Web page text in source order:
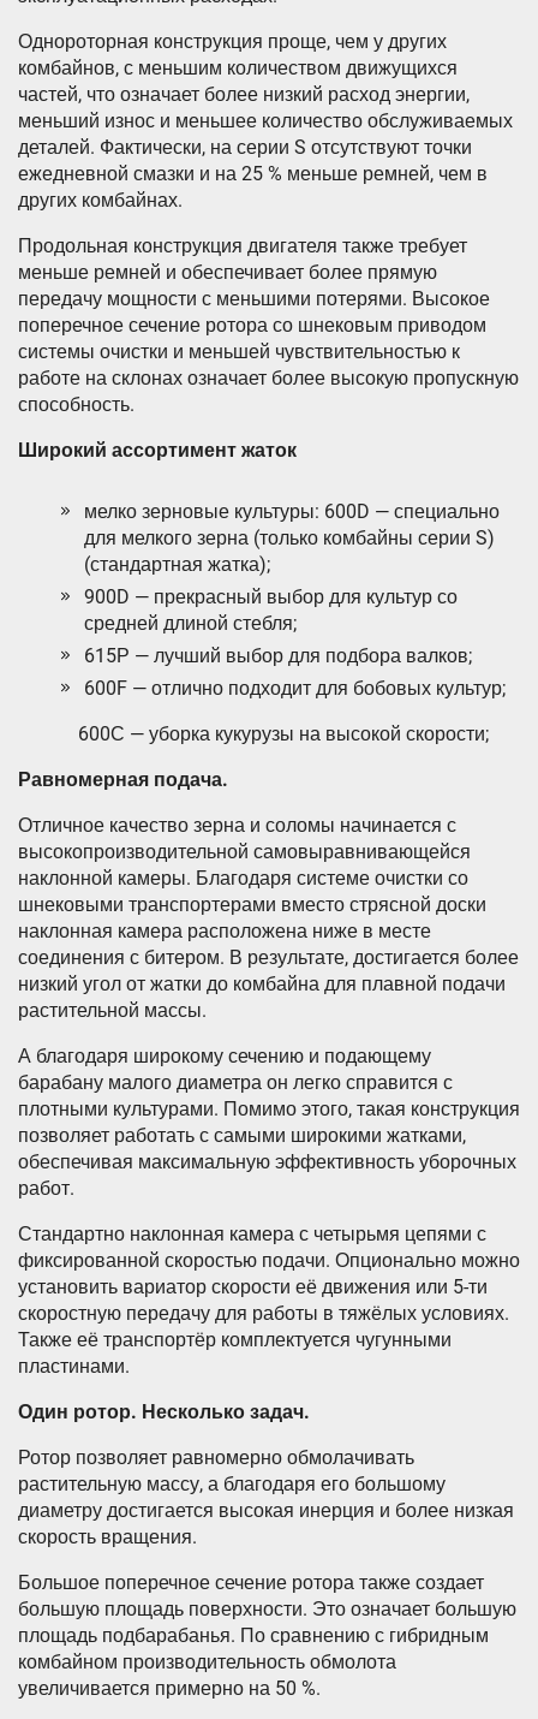
Однороторная конструкция проще, чем у других
комбайнов, с меньшим количеством движущихся
частей, что означает более низкий расход энергии,
меньший износ и меньшее количество обслуживаемых
деталей. Фактически, на серии S отсутствуют точки
ежедневной смазки и на 25 % меньше ремней, чем в
других комбайнах.
Продольная конструкция двигателя также требует
меньше ремней и обеспечивает более прямую
передачу мощности с меньшими потерями. Высокое
поперечное сечение ротора со шнековым приводом
системы очистки и меньшей чувствительностью к
работе на склонах означает более высокую пропускную
способность.
Широкий ассортимент жаток
мелко зерновые культуры: 600D — специально
для мелкого зерна (только комбайны серии S)
(стандартная жатка);
900D — прекрасный выбор для культур со
средней длиной стебля;
615Р — лучший выбор для подбора валков;
600F — отлично подходит для бобовых культур;
600С — уборка кукурузы на высокой скорости;
Равномерная подача.
Отличное качество зерна и соломы начинается с
высокопроизводительной самовыравнивающейся
наклонной камеры. Благодаря системе очистки со
шнековыми транспортерами вместо стрясной доски
наклонная камера расположена ниже в месте
соединения с битером. В результате, достигается более
низкий угол от жатки до комбайна для плавной подачи
растительной массы.
А благодаря широкому сечению и подающему
барабану малого диаметра он легко справится с
плотными культурами. Помимо этого, такая конструкция
позволяет работать с самыми широкими жатками,
обеспечивая максимальную эффективность уборочных
работ.
Стандартно наклонная камера с четырьмя цепями с
фиксированной скоростью подачи. Опционально можно
установить вариатор скорости её движения или 5-ти
скоростную передачу для работы в тяжёлых условиях.
Также её транспортёр комплектуется чугунными
пластинами.
Один ротор. Несколько задач.
Ротор позволяет равномерно обмолачивать
растительную массу, а благодаря его большому
диаметру достигается высокая инерция и более низкая
скорость вращения.
Большое поперечное сечение ротора также создает
большую площадь поверхности. Это означает большую
площадь подбарабанья. По сравнению с гибридным
комбайном производительность обмолота
увеличивается примерно на 50 %.